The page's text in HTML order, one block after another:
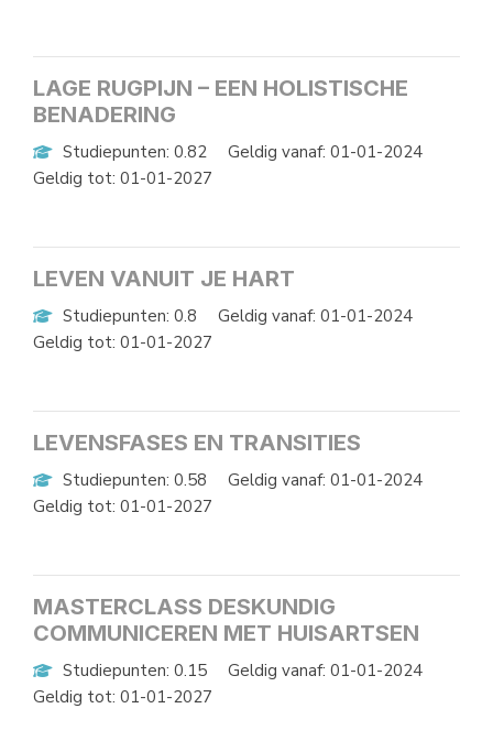
LAGE RUGPIJN – EEN HOLISTISCHE
BENADERING
Studiepunten: 0.82
Geldig vanaf: 01-01-2024
Geldig tot: 01-01-2027
LEVEN VANUIT JE HART
Studiepunten: 0.8
Geldig vanaf: 01-01-2024
Geldig tot: 01-01-2027
LEVENSFASES EN TRANSITIES
Studiepunten: 0.58
Geldig vanaf: 01-01-2024
Geldig tot: 01-01-2027
MASTERCLASS DESKUNDIG
COMMUNICEREN MET HUISARTSEN
Studiepunten: 0.15
Geldig vanaf: 01-01-2024
Geldig tot: 01-01-2027